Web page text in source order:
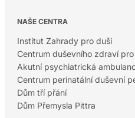
NAŠE CENTRA
Institut Zahrady pro duši
Centrum duševního zdraví
Akutní psychiatrická
Centrum perinatální duševní
Dům tří přání
Dům Přemysla Pittra